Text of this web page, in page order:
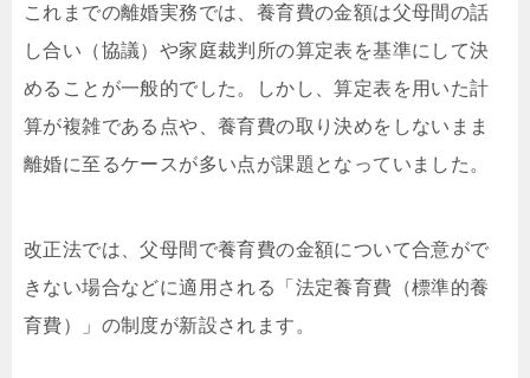
これまでの離婚実務では、養育費の金額は父母間の話
し合い（協議）や家庭裁判所の算定表を基準にして決
めることが一般的でした。しかし、算定表を用いた計
算が複雑である点や、養育費の取り決めをしないまま
離婚に至るケースが多い点が課題となっていました。
改正法では、父母間で養育費の金額について合意がで
きない場合などに適用される「法定養育費（標準的養
育費）」の制度が新設されます。